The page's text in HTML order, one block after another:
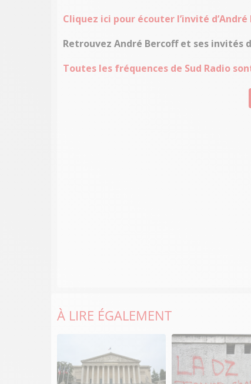
Cliquez ici pour écouter l’invité
Retrouvez André Bercoff et ses invités
Toutes les fréquences de Sud Radio
À LIRE ÉGALEMENT